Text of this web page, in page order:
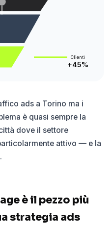
Clienti
+45%
ads a Torino ma i
è quasi sempre la
dove il settore
attivo — e la
è il pezzo più
strategia ads